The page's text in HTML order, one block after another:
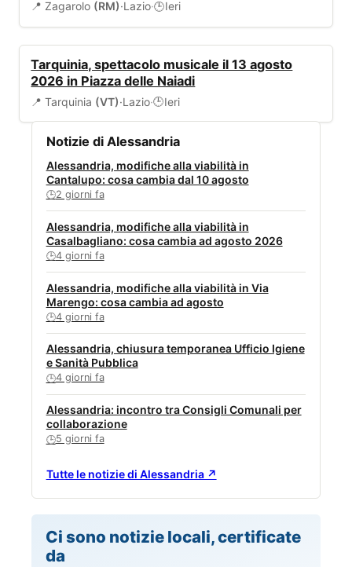
📍 Zagarolo (RM)·Lazio·🕒Ieri
Tarquinia, spettacolo musicale il 13 agosto
2026 in Piazza delle Naiadi
📍 Tarquinia (VT)·Lazio·🕒Ieri
Notizie di Alessandria
Alessandria, modifiche alla viabilità in
Cantalupo: cosa cambia dal 10 agosto
🕒2 giorni fa
Alessandria, modifiche alla viabilità in
Casalbagliano: cosa cambia ad agosto 2026
🕒4 giorni fa
Alessandria, modifiche alla viabilità in Via
Marengo: cosa cambia ad agosto
🕒4 giorni fa
Alessandria, chiusura temporanea Ufficio Igiene
e Sanità Pubblica
🕒4 giorni fa
Alessandria: incontro tra Consigli Comunali per
collaborazione
🕒5 giorni fa
Tutte le notizie di Alessandria ↗
Ci sono notizie locali, certificate
da